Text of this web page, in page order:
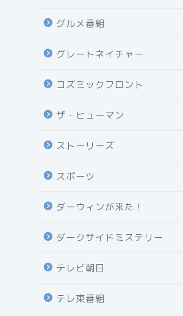
グルメ番組
グレートネイチャー
コズミックフロント
ザ・ヒューマン
ストーリーズ
スポーツ
ダーウィンが来た！
ダークサイドミステリー
テレビ朝日
テレ東番組